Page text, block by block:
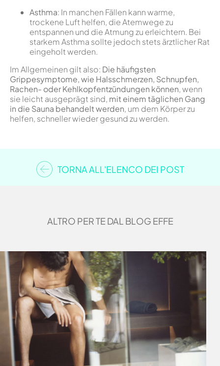
Asthma: In manchen Fällen kann warme,
trockene Luft helfen, die Atemwege zu
entspannen und die Atmung zu erleichtern. Bei
starkem Asthma sollte jedoch stets ärztlicher Rat
eingeholt werden.
Im Allgemeinen gilt also: Die häufigsten
Grippesymptome, wie Halsschmerzen, Schnupfen,
Rachen- oder Kehlkopfentzündungen können, wenn
sie leicht ausgeprägt sind, mit einem täglichen Gang
in die Sauna behandelt werden, um dem Körper zu
helfen, schneller wieder gesund zu werden.
TORNA ALL'ELENCO DEI POST
ALTRO PER TE DAL BLOG EFFE